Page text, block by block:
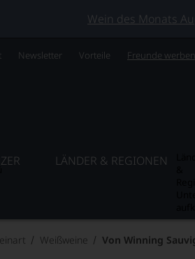
Wein des Monats
Newsletter Vorteile Freunde werben
LÄNDER & REGIONEN
Weißweine Von Winning